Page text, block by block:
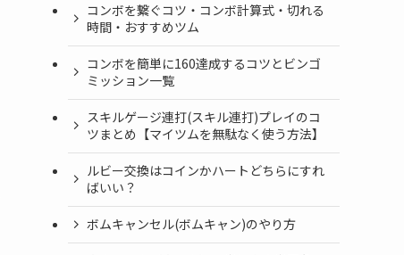
コンボを繋ぐコツ・コンボ計算式・切れる
時間・おすすめツム
コンボを簡単に160達成するコツとビンゴ
ミッション一覧
スキルゲージ連打(スキル連打)プレイのコ
ツまとめ【マイツムを無駄なく使う方法】
ルビー交換はコインかハートどちらにすれ
ばいい？
ボムキャンセル(ボムキャン)のやり方